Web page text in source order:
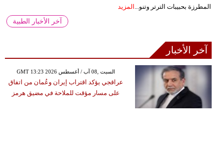
المطرزة بحبيبات الترتر وتنو...
المزيد
آخر الأخبار الطبية
آخر الأخبار
GMT 13:23 2026 السبت ,08 آب / أغسطس
عراقجي يؤكد اقتراب إيران وعُمان من اتفاق
على مسار مؤقت للملاحة في مضيق هرمز